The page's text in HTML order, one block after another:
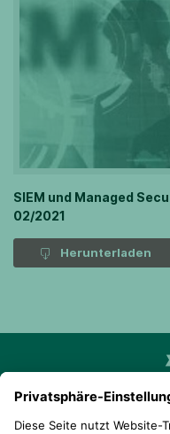
SIEM und Managed
02/2021
Herunterladen